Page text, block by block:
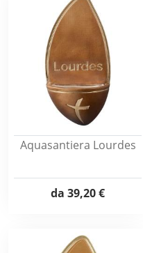
Aquasantiera Lourdes
da 39,20 €